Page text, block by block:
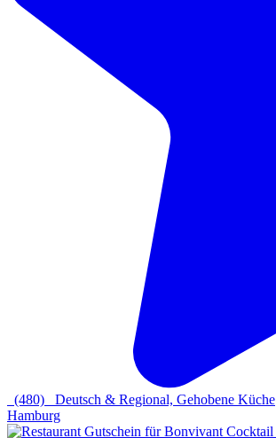
(480) Deutsch & Regional, Gehobene Küche
Hamburg